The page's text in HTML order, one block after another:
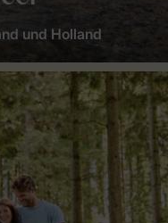
und Holland